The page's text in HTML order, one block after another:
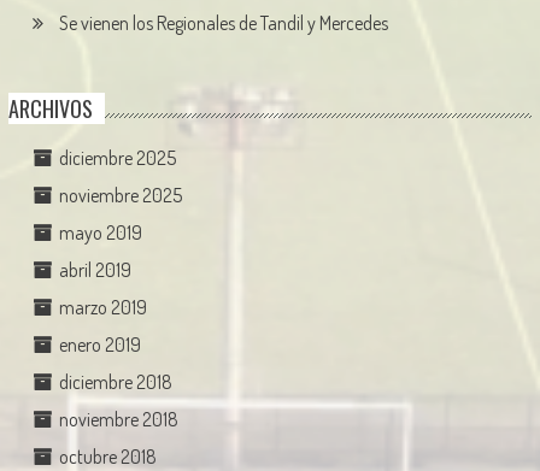
Se vienen los Regionales de Tandil y Mercedes
ARCHIVOS
diciembre 2025
noviembre 2025
mayo 2019
abril 2019
marzo 2019
enero 2019
diciembre 2018
noviembre 2018
octubre 2018